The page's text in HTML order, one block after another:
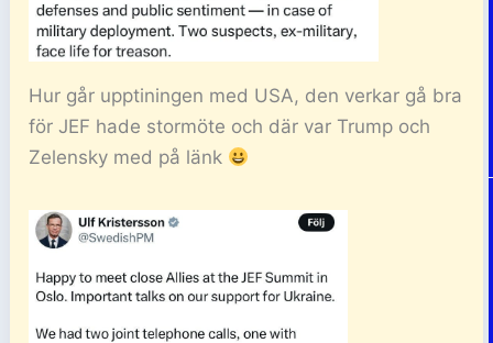
Hur går upptiningen med USA, den verkar gå bra
för JEF hade stormöte och där var Trump och
Zelensky med på länk